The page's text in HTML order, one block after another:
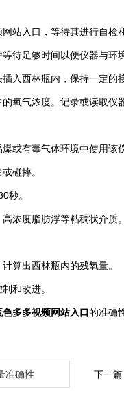
入口，等待其进行自检和
足够时间以便仪器与环境
西林瓶内，保持一定的接
气浓度。记录或读取仪器
有毒气体环境中使用该仪
碰摔。
秒。
度脂肪浮等粘稠状介质。
出西林瓶内的残氧量。
和改进。
色多多视频网站入口的准确
准确性 下一篇